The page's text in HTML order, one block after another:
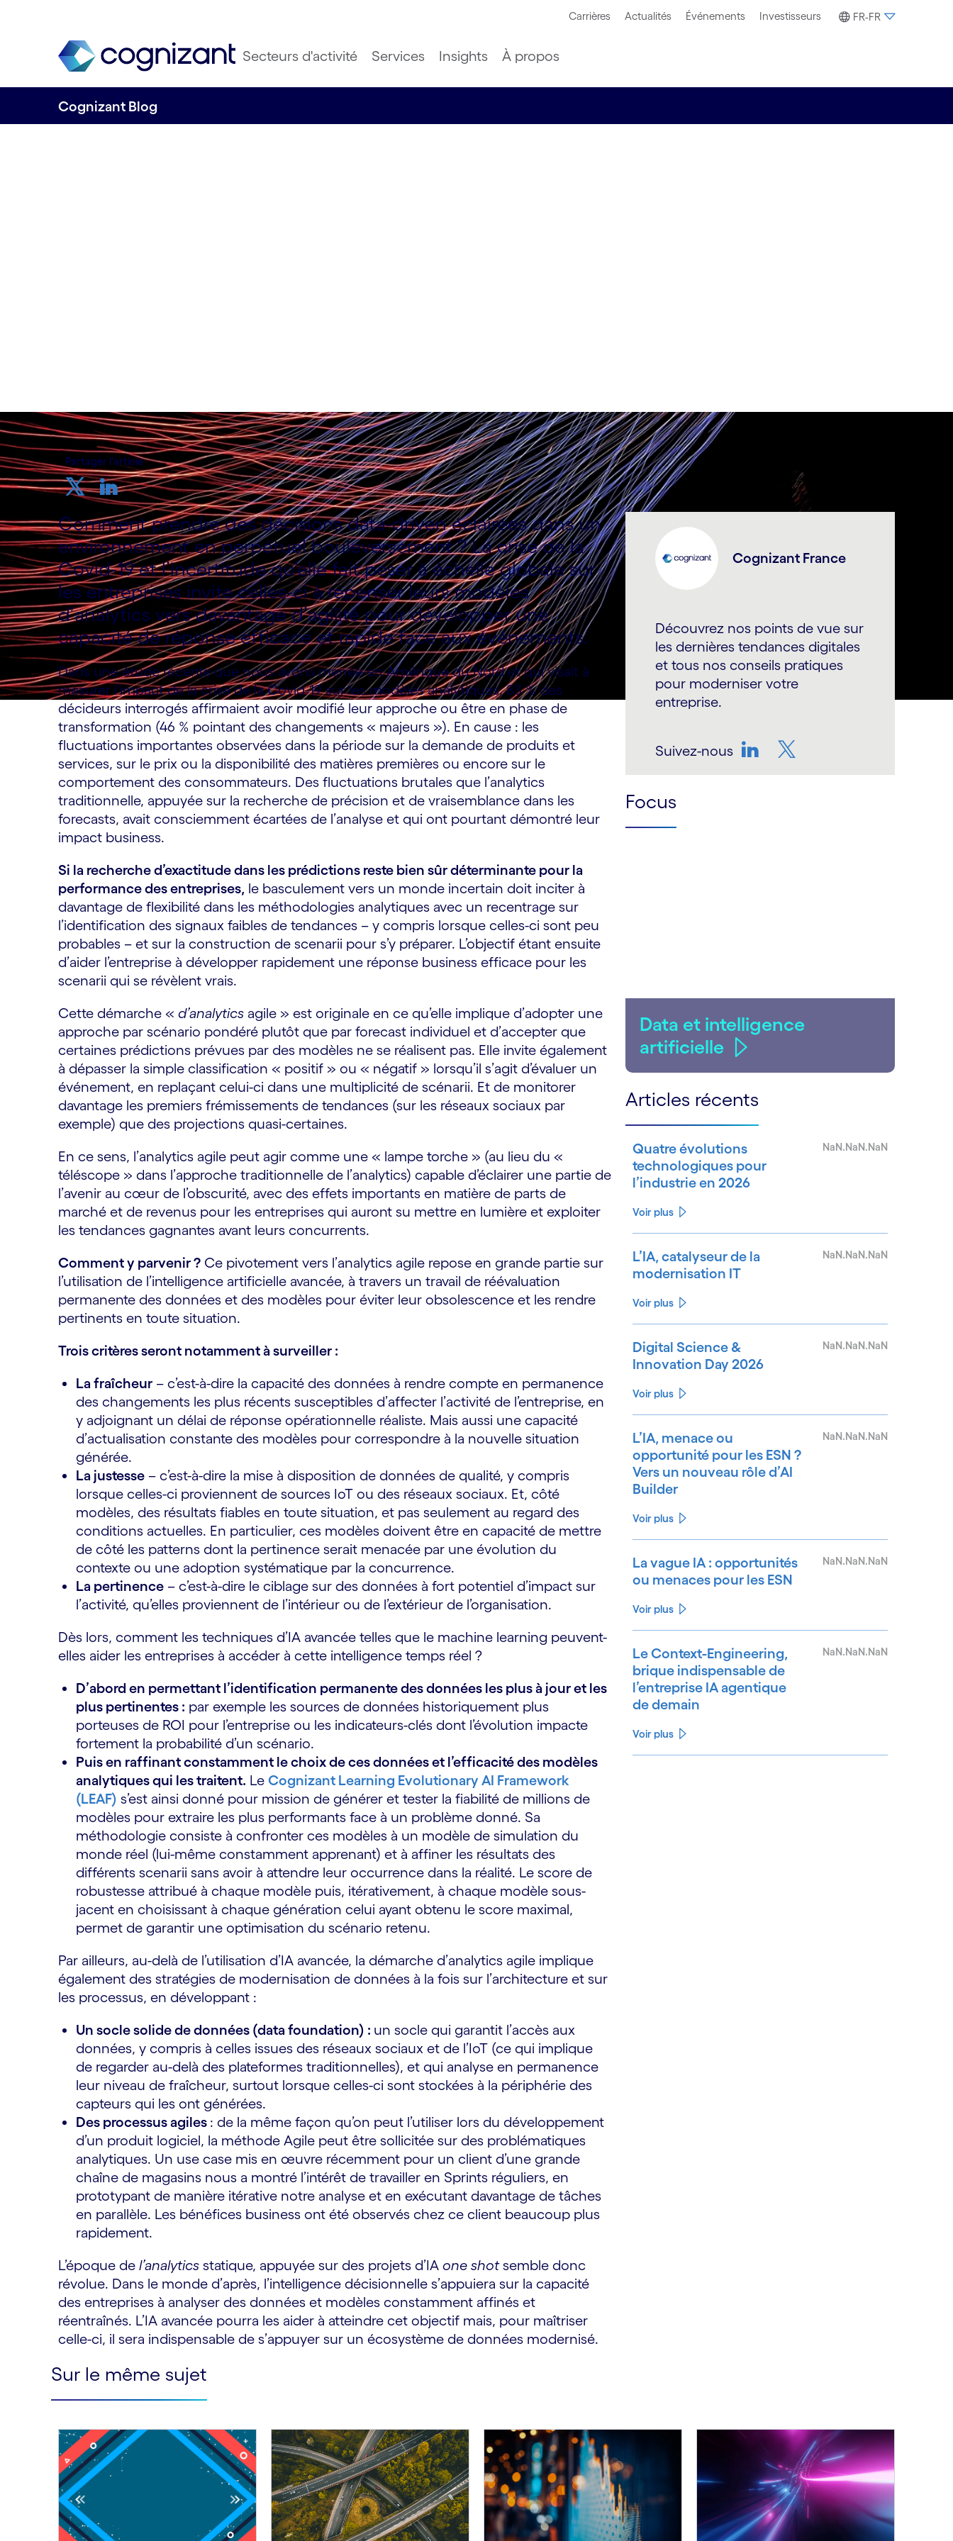
Carrières Actualités Événements Investisseurs FR-FR
Secteurs d'activité Services Insights À propos
Cognizant Blog
Partager l'article
Comment prendre des décisions data-driven éclairées dans un
environnement en perpétuel bouleversement ? La crise de la
Covid-19 et l’incertitude qu’elle fait peser à échelle globale sur
les entreprises invite celles-ci à repenser leurs modèles
d’analytics vers davantage d’agilité pour développer une
capacité de réponse efficace et rapide face aux événements.
Dans une étude récente que nous avons menée en Amérique du Nord et qui visait à
mesurer l’impact de la crise de la Covid-19 sur les modèles analytiques, 83 % des
décideurs interrogés affirmaient avoir modifié leur approche ou être en phase de
transformation (46 % pointant des changements « majeurs »). En cause : les
fluctuations importantes observées dans la période sur la demande de produits et
services, sur le prix ou la disponibilité des matières premières ou encore sur le
comportement des consommateurs. Des fluctuations brutales que l’analytics
traditionnelle, appuyée sur la recherche de précision et de vraisemblance dans les
forecasts, avait consciemment écartées de l’analyse et qui ont pourtant démontré leur
impact business.
Si la recherche d’exactitude dans les prédictions reste bien sûr déterminante pour la
performance des entreprises, le basculement vers un monde incertain doit inciter à
davantage de flexibilité dans les méthodologies analytiques avec un recentrage sur
l’identification des signaux faibles de tendances – y compris lorsque celles-ci sont peu
probables – et sur la construction de scenarii pour s’y préparer. L’objectif étant ensuite
d’aider l’entreprise à développer rapidement une réponse business efficace pour les
scenarii qui se révèlent vrais.
Cette démarche « d’analytics agile » est originale en ce qu’elle implique d’adopter une
approche par scénario pondéré plutôt que par forecast individuel et d’accepter que
certaines prédictions prévues par des modèles ne se réalisent pas. Elle invite également
à dépasser la simple classification « positif » ou « négatif » lorsqu’il s’agit d’évaluer un
événement, en replaçant celui-ci dans une multiplicité de scénarii. Et de monitorer
davantage les premiers frémissements de tendances (sur les réseaux sociaux par
exemple) que des projections quasi-certaines.
En ce sens, l’analytics agile peut agir comme une « lampe torche » (au lieu du «
téléscope » dans l’approche traditionnelle de l’analytics) capable d’éclairer une partie de
l’avenir au cœur de l’obscurité, avec des effets importants en matière de parts de
marché et de revenus pour les entreprises qui auront su mettre en lumière et exploiter
les tendances gagnantes avant leurs concurrents.
Comment y parvenir ? Ce pivotement vers l’analytics agile repose en grande partie sur
l’utilisation de l’intelligence artificielle avancée, à travers un travail de réévaluation
permanente des données et des modèles pour éviter leur obsolescence et les rendre
pertinents en toute situation.
Trois critères seront notamment à surveiller :
La fraîcheur – c’est-à-dire la capacité des données à rendre compte en permanence
des changements les plus récents susceptibles d’affecter l’activité de l’entreprise, en
y adjoignant un délai de réponse opérationnelle réaliste. Mais aussi une capacité
d’actualisation constante des modèles pour correspondre à la nouvelle situation
générée.
La justesse – c’est-à-dire la mise à disposition de données de qualité, y compris
lorsque celles-ci proviennent de sources IoT ou des réseaux sociaux. Et, côté
modèles, des résultats fiables en toute situation, et pas seulement au regard des
conditions actuelles. En particulier, ces modèles doivent être en capacité de mettre
de côté les patterns dont la pertinence serait menacée par une évolution du
contexte ou une adoption systématique par la concurrence.
La pertinence – c’est-à-dire le ciblage sur des données à fort potentiel d’impact sur
l’activité, qu’elles proviennent de l’intérieur ou de l’extérieur de l’organisation.
Dès lors, comment les techniques d’IA avancée telles que le machine learning peuvent-
elles aider les entreprises à accéder à cette intelligence temps réel ?
D’abord en permettant l’identification permanente des données les plus à jour et les
plus pertinentes : par exemple les sources de données historiquement plus
porteuses de ROI pour l’entreprise ou les indicateurs-clés dont l’évolution impacte
fortement la probabilité d’un scénario.
Puis en raffinant constamment le choix de ces données et l’efficacité des modèles
analytiques qui les traitent. Le Cognizant Learning Evolutionary AI Framework
(LEAF) s’est ainsi donné pour mission de générer et tester la fiabilité de millions de
modèles pour extraire les plus performants face à un problème donné. Sa
méthodologie consiste à confronter ces modèles à un modèle de simulation du
monde réel (lui-même constamment apprenant) et à affiner les résultats des
différents scenarii sans avoir à attendre leur occurrence dans la réalité. Le score de
robustesse attribué à chaque modèle puis, itérativement, à chaque modèle sous-
jacent en choisissant à chaque génération celui ayant obtenu le score maximal,
permet de garantir une optimisation du scénario retenu.
Par ailleurs, au-delà de l’utilisation d’IA avancée, la démarche d’analytics agile implique
également des stratégies de modernisation de données à la fois sur l’architecture et sur
les processus, en développant :
Un socle solide de données (data foundation) : un socle qui garantit l’accès aux
données, y compris à celles issues des réseaux sociaux et de l’IoT (ce qui implique
de regarder au-delà des plateformes traditionnelles), et qui analyse en permanence
leur niveau de fraîcheur, surtout lorsque celles-ci sont stockées à la périphérie des
capteurs qui les ont générées.
Des processus agiles : de la même façon qu’on peut l’utiliser lors du développement
d’un produit logiciel, la méthode Agile peut être sollicitée sur des problématiques
analytiques. Un use case mis en œuvre récemment pour un client d’une grande
chaîne de magasins nous a montré l’intérêt de travailler en Sprints réguliers, en
prototypant de manière itérative notre analyse et en exécutant davantage de tâches
en parallèle. Les bénéfices business ont été observés chez ce client beaucoup plus
rapidement.
L’époque de l’analytics statique, appuyée sur des projets d’IA one shotsemble donc
révolue. Dans le monde d’après, l’intelligence décisionnelle s’appuiera sur la capacité
des entreprises à analyser des données et modèles constamment affinés et
réentraînés. L’IA avancée pourra les aider à atteindre cet objectif mais, pour maîtriser
celle-ci, il sera indispensable de s’appuyer sur un écosystème de données modernisé.
Cognizant France
Découvrez nos points de vue sur
les dernières tendances digitales
et tous nos conseils pratiques
pour moderniser votre
entreprise.
Suivez-nous
Focus
Data et intelligence
artificielle
Articles récents
Quatre évolutions
technologiques pour
l’industrie en 2026
NaN.NaN.NaN
Voir plus
L’IA, catalyseur de la
modernisation IT
NaN.NaN.NaN
Voir plus
Digital Science &
Innovation Day 2026
NaN.NaN.NaN
Voir plus
L’IA, menace ou
opportunité pour les ESN ?
Vers un nouveau rôle d’AI
Builder
NaN.NaN.NaN
Voir plus
La vague IA : opportunités
ou menaces pour les ESN
NaN.NaN.NaN
Voir plus
Le Context-Engineering,
brique indispensable de
l’entreprise IA agentique
de demain
NaN.NaN.NaN
Voir plus
Sur le même sujet